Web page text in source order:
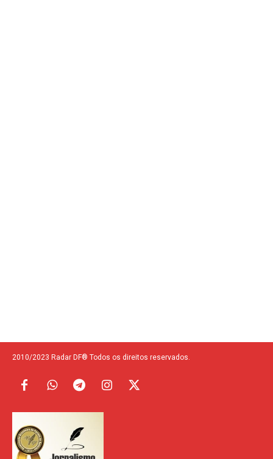
2010/2023 Radar DF® Todos os direitos reservados.